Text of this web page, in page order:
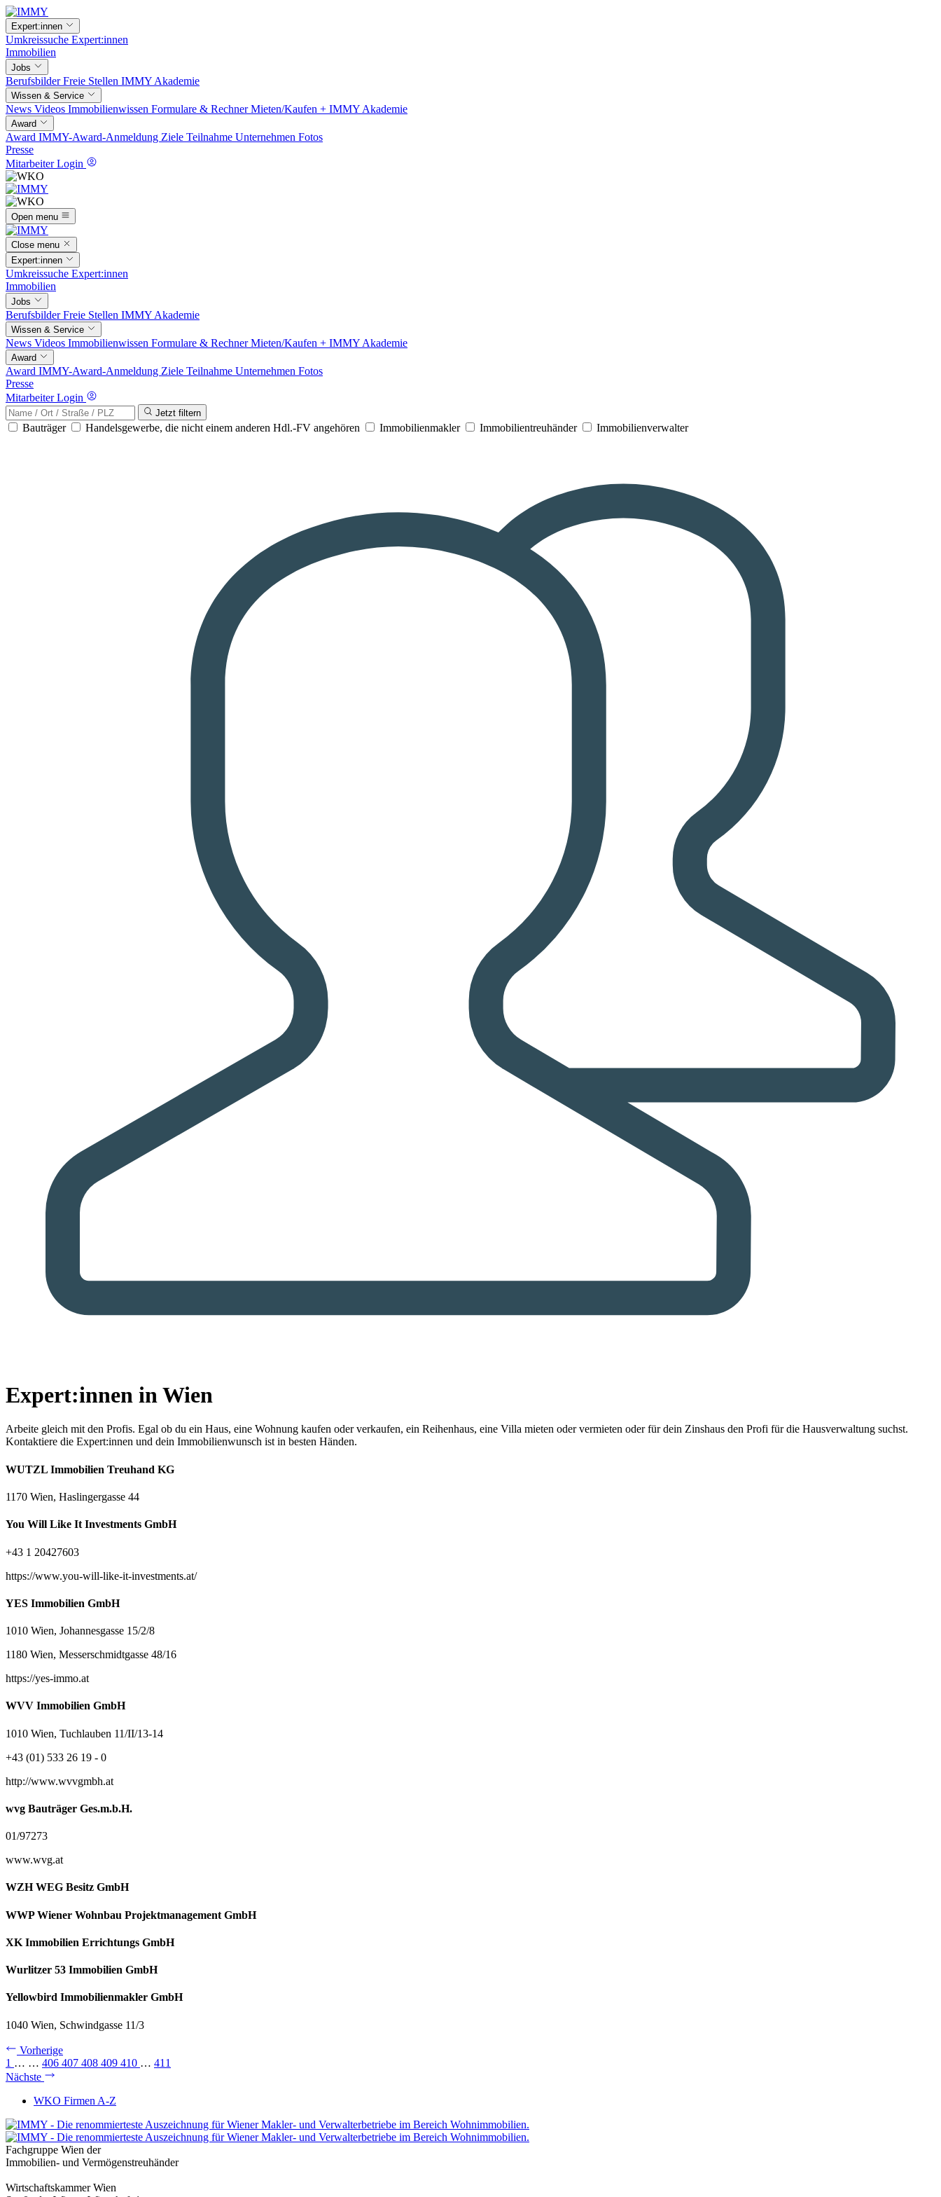
Expert:innen
Umkreissuche Expert:innen
Immobilien
Jobs
BerufsbilderFreie Stellen IMMY Akademie
Wissen & Service
News Videos Immobilienwissen Formulare & RechnerMieten/Kaufen + IMMY Akademie
Award
Award IMMY-Award-Anmeldung Ziele Teilnahme Unternehmen Fotos
Presse
Mitarbeiter Login
Open menu
Close menu
Expert:innen
Umkreissuche Expert:innen
Immobilien
Jobs
BerufsbilderFreie Stellen IMMY Akademie
Wissen & Service
News Videos Immobilienwissen Formulare & RechnerMieten/Kaufen + IMMY Akademie
Award
Award IMMY-Award-Anmeldung Ziele Teilnahme Unternehmen Fotos
Presse
Mitarbeiter Login
Jetzt filtern
Bauträger Handelsgewerbe, die nicht einem anderen Hdl.-FV angehören Immobilienmakler Immobilientreuhänder Immobilienverwalter
Expert:innen in Wien
Arbeite gleich mit den Profis. Egal ob du ein Haus, eine Wohnung kaufen oder verkaufen, ein Reihenhaus, eine Villa mieten oder vermieten oder für dein Zinshaus den Profi für die Hausverwaltung suchst.
Kontaktiere die Expert:innen und dein Immobilienwunsch ist in besten Händen.
WUTZL Immobilien Treuhand KG
1170 Wien, Haslingergasse 44
You Will Like It Investments GmbH
+43 1 20427603
https://www.you-will-like-it-investments.at/
YES Immobilien GmbH
1010 Wien, Johannesgasse 15/2/8
1180 Wien, Messerschmidtgasse 48/16
https://yes-immo.at
WVV Immobilien GmbH
1010 Wien, Tuchlauben 11/II/13-14
+43 (01) 533 26 19 - 0
http://www.wvvgmbh.at
wvg Bauträger Ges.m.b.H.
01/97273
www.wvg.at
WZH WEG Besitz GmbH
WWP Wiener Wohnbau Projektmanagement GmbH
XK Immobilien Errichtungs GmbH
Wurlitzer 53 Immobilien GmbH
Yellowbird Immobilienmakler GmbH
1040 Wien, Schwindgasse 11/3
Vorherige
1 … … 406 407 408 409 410 … 411
Nächste
WKO Firmen A-Z
Fachgruppe Wien der
Immobilien- und Vermögenstreuhänder
Wirtschaftskammer Wien